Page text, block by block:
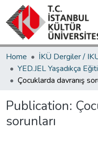
Home
İKÜ Dergiler /
Çocuklarda davranış
Publication:
sorunları